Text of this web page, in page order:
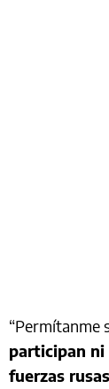
“Permítanme
participan
fuerzas